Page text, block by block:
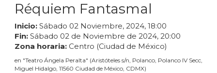
Réquiem Fantasmal
Inicio: Sábado 02 Noviembre, 2024, 18:00
Fin: Sábado 02 de Noviembre de 2024, 20:00
Zona horaria: Centro (Ciudad de México)
en "Teatro Ángela Peralta" (Aristóteles s/n, Polanco, Polanco IV Secc,
Miguel Hidalgo, 11560 Ciudad de México, CDMX)